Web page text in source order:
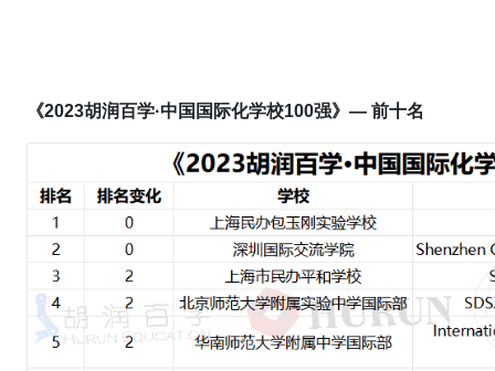
《2023胡润百学·中国国际化学校100强》— 前十名